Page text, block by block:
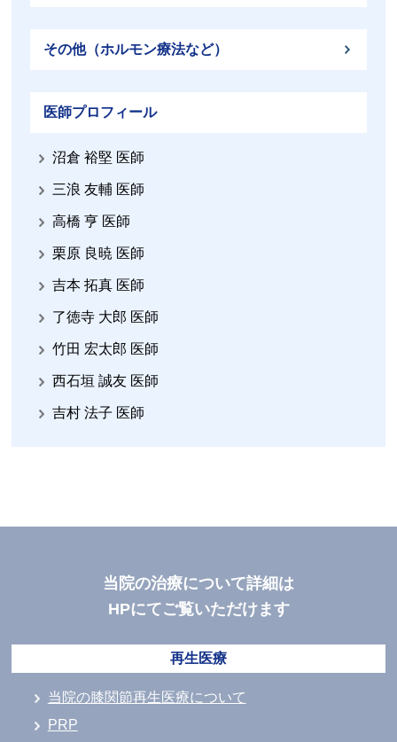
その他（ホルモン療法など）
医師プロフィール
沼倉 裕堅 医師
三浪 友輔 医師
高橋 亨 医師
栗原 良暁 医師
吉本 拓真 医師
了徳寺 大郎 医師
竹田 宏太郎 医師
西石垣 誠友 医師
吉村 法子 医師
当院の治療について詳細は
HPにてご覧いただけます
再生医療
当院の膝関節再生医療について
PRP